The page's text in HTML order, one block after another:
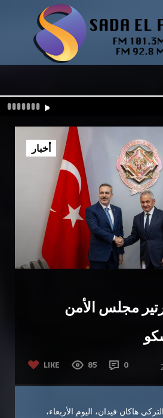
مجلس الأمن
LIKE 85 0
أخبار
هاكان فيدان، اليوم الأربعاء،